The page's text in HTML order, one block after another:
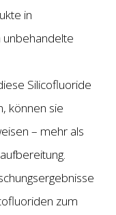
in
unbehandelte
Silicofluoride
können sie
– mehr als
zum